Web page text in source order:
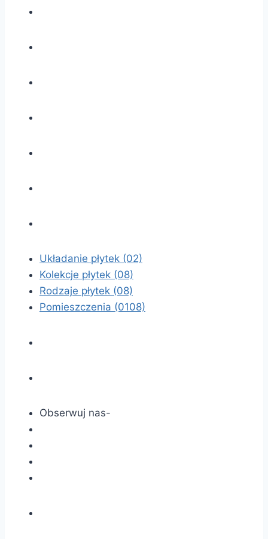
Układanie płytek (02)
Kolekcje płytek (08)
Rodzaje płytek (08)
Pomieszczenia (0108)
Obserwuj nas-